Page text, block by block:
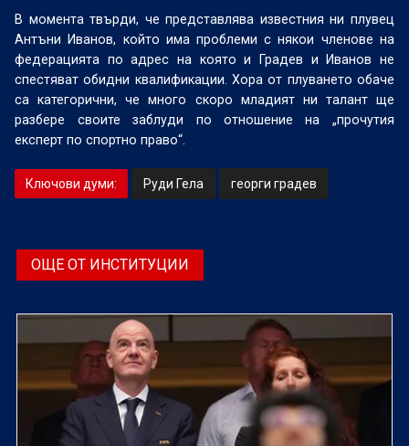
В момента твърди, че представлява известния ни плувец
Антъни Иванов, който има проблеми с някои членове на
федерацията по адрес на която и Градев и Иванов не
спестяват обидни квалификации. Хора от плуването обаче
са категорични, че много скоро младият ни талант ще
разбере своите заблуди по отношение на „прочутия
експерт по спортно право“.
Ключови думи: Руди Гела георги градев
ОЩЕ ОТ ИНСТИТУЦИИ